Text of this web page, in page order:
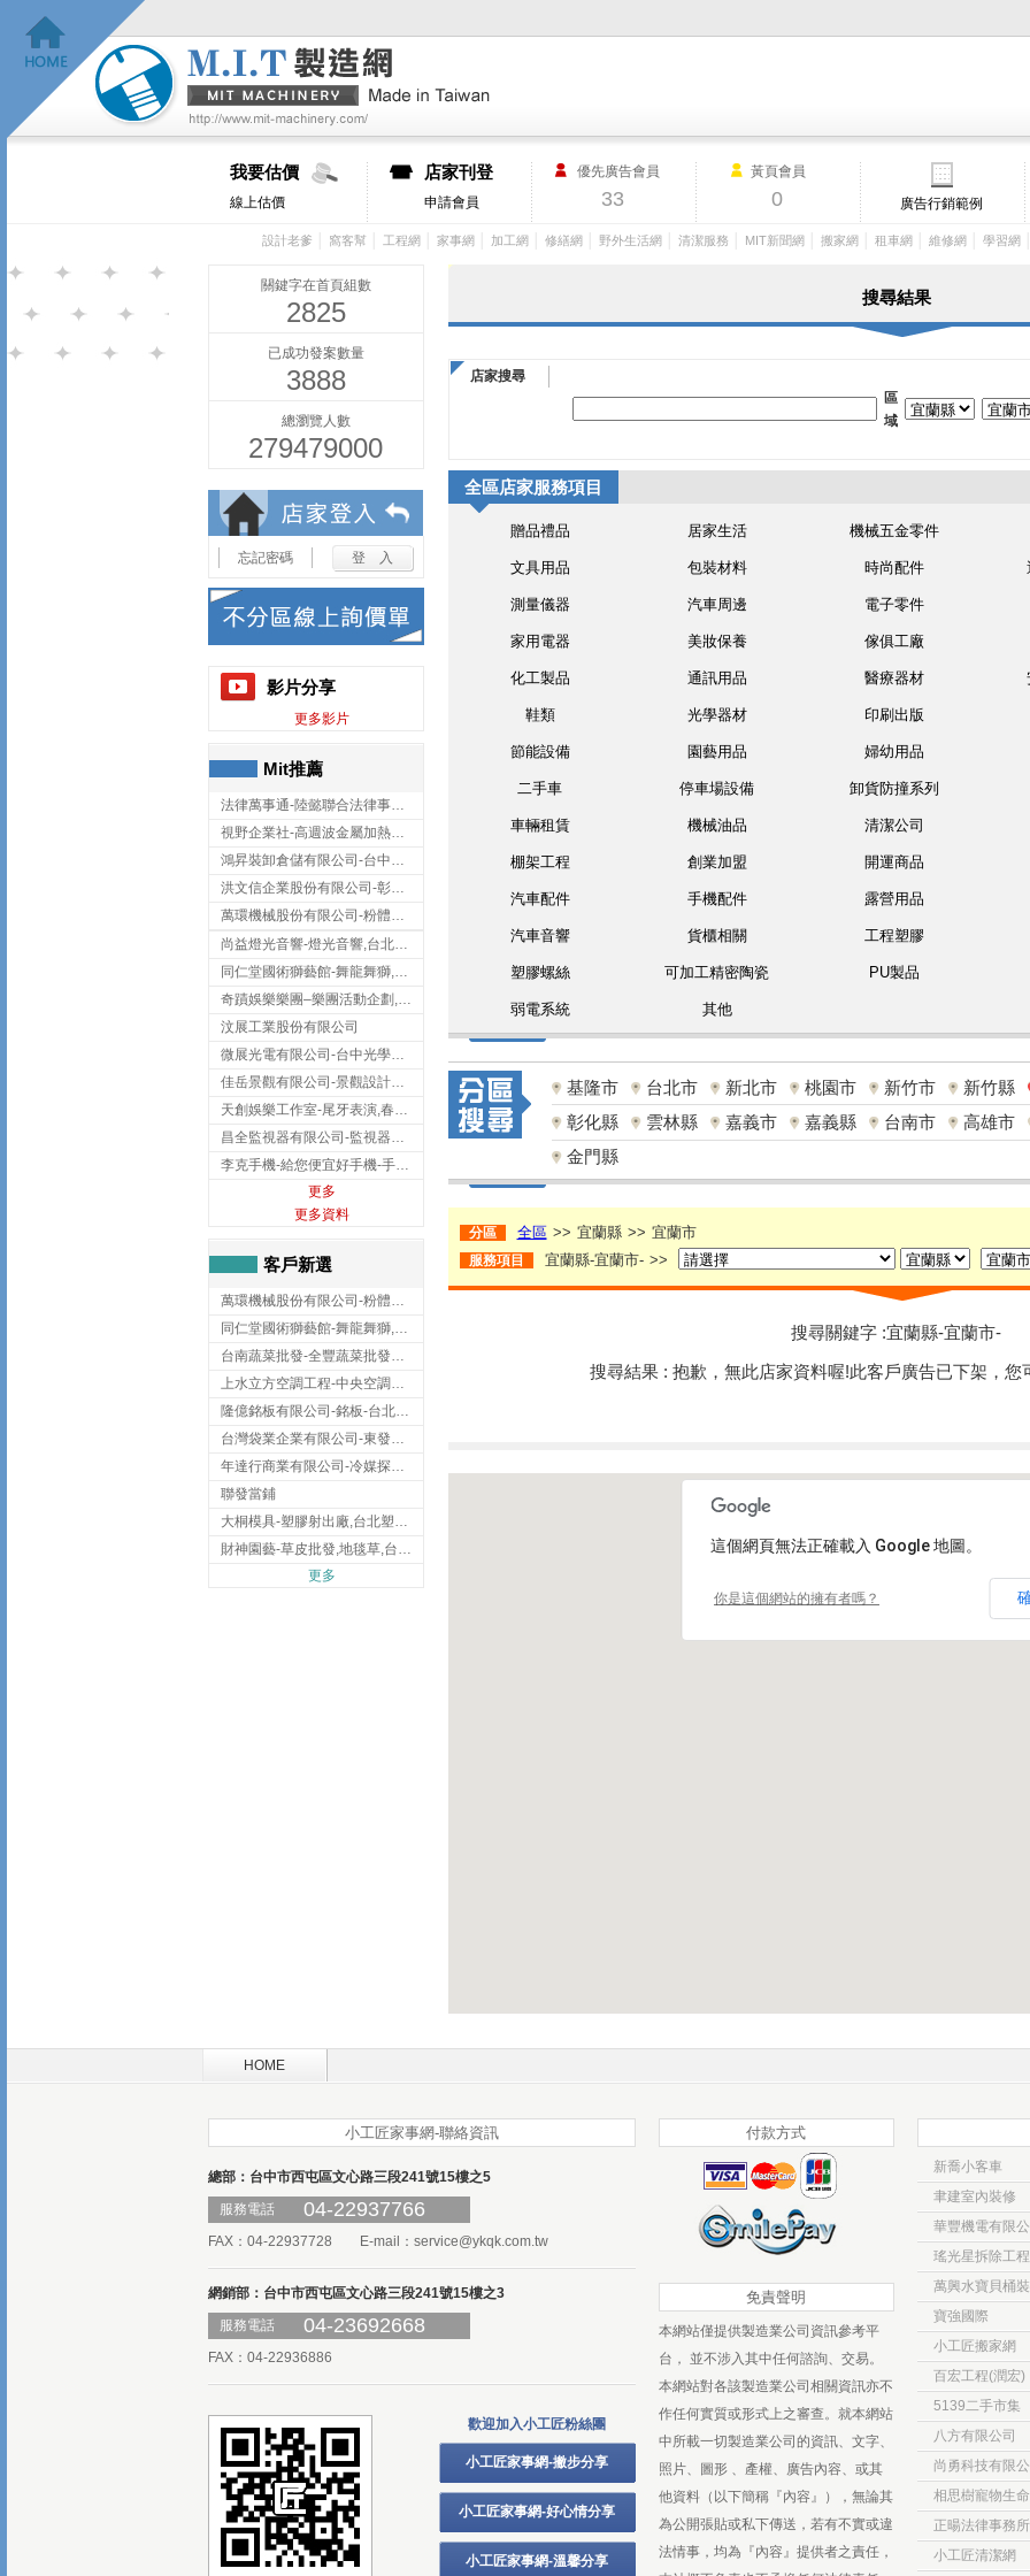
我要估價
線上估價
店家刊登
申請會員
優先廣告會員
33
黃頁會員
0 廣告行銷範例
設計老爹 窩客幫 工程網 家事網 加工網 修繕網 野外生活網 清潔服務 MIT新聞網 搬家網 租車網 維修網 學習網
關鍵字在首頁組數
2825
已成功發案數量
3888
總瀏覽人數
279479000
忘記密碼
影片分享
更多影片
Mit推薦
法律萬事通-陸懿聯合法律事務所
視野企業社-高週波金屬加熱設備,彰化高週波金屬加熱設備
鴻昇裝卸倉儲有限公司-台中貨櫃裝卸
洪文信企業股份有限公司-彰化鋅合金鑄造,彰化五金加工,彰化五金配件
萬環機械股份有限公司-粉體塗裝設備,輸送機,輸送機設備,台南輸送機
尚益燈光音響-燈光音響,台北燈光音響,台北燈光音響出租
同仁堂國術獅藝館-舞龍舞獅,台中舞龍舞獅
奇蹟娛樂樂團–樂團活動企劃,台中樂團表演,台中婚禮樂團
汶展工業股份有限公司
微展光電有限公司-台中光學鍍膜,optical filter taiwan,台灣光學鍍膜
佳岳景觀有限公司-景觀設計公司,台北景觀設計,台北景觀工程,中山區景觀設計
天創娛樂工作室-尾牙表演,春酒表演,板橋尾牙表演
昌全監視器有限公司-監視器安裝,高雄監視器安裝,鳳山區監視器安裝
李克手機-給您便宜好手機-手機收購,屏東手機收購
更多
更多資料
客戶新選
萬環機械股份有限公司-粉體塗裝設備,輸送機,輸送機設備,台南輸送機
同仁堂國術獅藝館-舞龍舞獅,台中舞龍舞獅
台南蔬菜批發-全豐蔬菜批發專送/台南蔬菜箱宅配到府
上水立方空調工程-中央空調規劃,台北中央空調規劃
隆億銘板有限公司-銘板-台北銘板-板橋銘板
台灣袋業企業有限公司-東發企業社/台中太空袋/太空包
年達行商業有限公司-冷媒探漏儀,壓力錶組,真空泵浦,台北冷凍空調材料
聯發當鋪
大桐模具-塑膠射出廠,台北塑膠射出廠
財神園藝-草皮批發,地毯草,台北草,彰化地毯草,彰化台北草
更多
搜尋結果
店家搜尋
區
域
全區店家服務項目
贈品禮品 居家生活 機械五金零件
文具用品 包裝材料 時尚配件
測量儀器 汽車周邊 電子零件
家用電器 美妝保養 傢俱工廠
化工製品 通訊用品 醫療器材
鞋類 光學器材 印刷出版
節能設備 園藝用品 婦幼用品
二手車 停車場設備 卸貨防撞系列
車輛租賃 機械油品 清潔公司
棚架工程 創業加盟 開運商品
汽車配件 手機配件 露營用品
汽車音響 貨櫃相關 工程塑膠
塑膠螺絲 可加工精密陶瓷 PU製品
弱電系統 其他
基隆市 台北市 新北市 桃園市 新竹市
新竹縣
彰化縣
雲林縣 嘉義市 嘉義縣 台南市
高雄市
金門縣
分區 全區 >> 宜蘭縣 >> 宜蘭市
服務項目 宜蘭縣-宜蘭市- >>
搜尋關鍵字 :宜蘭縣-宜蘭市-
搜尋結果 : 抱歉，無此店家資料喔!此客戶廣告已下架，您
這個網頁無法正確載入 Google 地圖。
你是這個網站的擁有者嗎？
HOME
小工匠家事網-聯絡資訊
總部：台中市西屯區文心路三段241號15樓之5
服務電話
04-22937766
FAX：04-22937728 E-mail： service@ykqk.com.tw
網銷部：台中市西屯區文心路三段241號15樓之3
服務電話
04-23692668
FAX：04-22936886
歡迎加入小工匠粉絲團
小工匠家事網-撇步分享
小工匠家事網-好心情分享
小工匠家事網-溫馨分享
付款方式
免責聲明
本網站僅提供製造業公司資訊參考平
台， 並不涉入其中任何諮詢、交易。
本網站對各該製造業公司相關資訊亦不
作任何實質或形式上之審查。就本網站
中所載一切製造業公司的資訊、文字、
照片、圖形 、產權、廣告內容、或其
他資料（以下簡稱『內容』），無論其
為公開張貼或私下傳送，若有不實或違
法情事，均為『內容』提供者之責任，
新喬小客車
聿建室內裝修
華豐機電有限
瑤光星拆除工程
萬興水寶貝桶
寶強國際
小工匠搬家網
百宏工程(潤宏)
5139二手市集
八方有限公司
尚勇科技有限
相思樹寵物生
正暘法律事務所
小工匠清潔網